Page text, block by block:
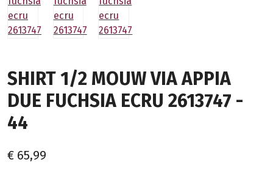
SHIRT 1/2 MOUW VIA APPIA
DUE FUCHSIA ECRU 2613747 -
44
€ 65,99